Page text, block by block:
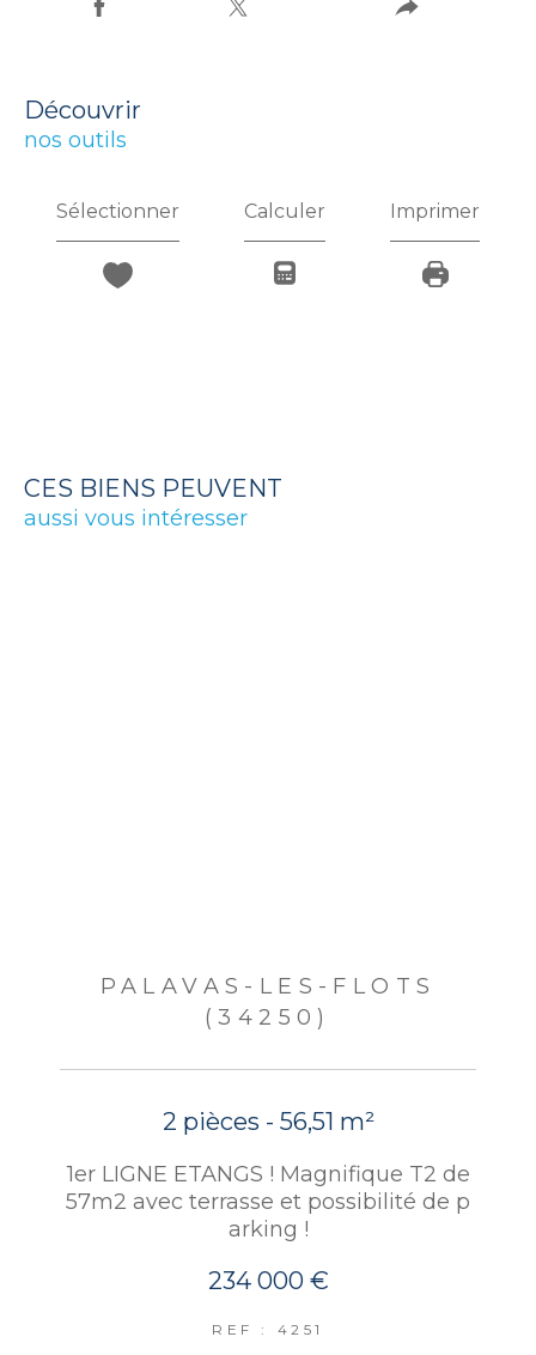
découvrir
nos outils
Sélectionner Calculer Imprimer
CES BIENS PEUVENT
aussi vous intéresser
PALAVAS-LES-FLOTS
(34250)
2 pièces - 56,51 m²
1er LIGNE ETANGS ! Magnifique T2 de
57m2 avec terrasse et possibilité de p
arking !
234 000 €
REF : 4251